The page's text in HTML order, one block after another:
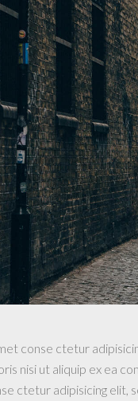
conse ctetur
nisi ut aliquip ex ea
ctetur adipisicing elit,